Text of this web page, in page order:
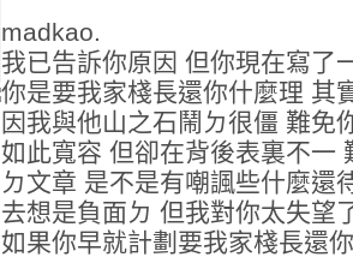
madkao.
我已告訴你原因 但你現在寫了
你是要我家棧長還你什麼理 其
因我與他山之石鬧ㄉ很僵 難免
如此寬容 但卻在背後表裏不一
ㄉ文章 是不是有嘲諷些什麼還
去想是負面ㄉ 但我對你太失望
如果你早就計劃要我家棧長還